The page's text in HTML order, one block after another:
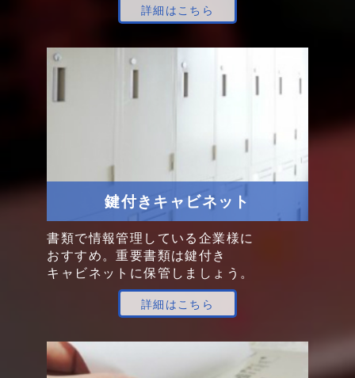
詳細はこちら
鍵付きキャビネット
書類で情報管理 している企業様に
おすすめ。重要書類は鍵付き
キャビネット に保管 しましょう。
詳細はこちら